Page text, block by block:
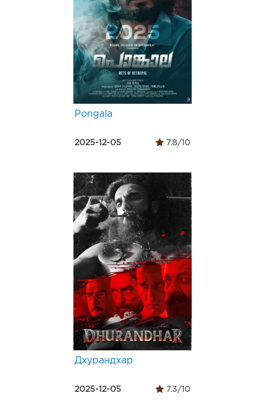
Pongala
2025-12-05 7.8/10
Дхурандхар
2025-12-05 7.3/10